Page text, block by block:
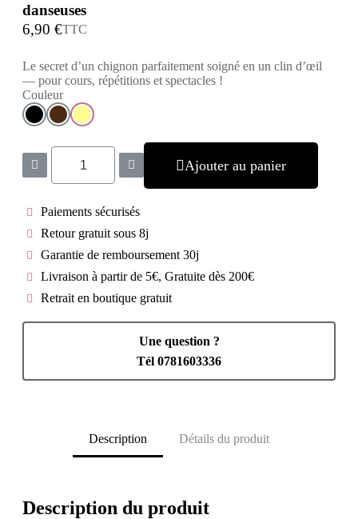
danseuses
6,90 €TTC
Le secret d’un chignon parfaitement soigné en un clin d’œil
— pour cours, répétitions et spectacles !
Couleur
Ajouter au panier
Paiements sécurisés
Retour gratuit sous 8j
Garantie de remboursement 30j
Livraison à partir de 5€, Gratuite dès 200€
Retrait en boutique gratuit
Une question ?
Tél 0781603336
Description Détails du produit
Description du produit